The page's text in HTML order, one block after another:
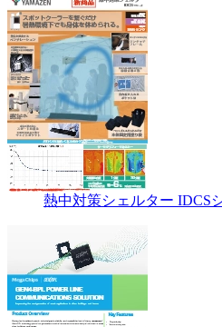
熱中対策シェルター IDCS